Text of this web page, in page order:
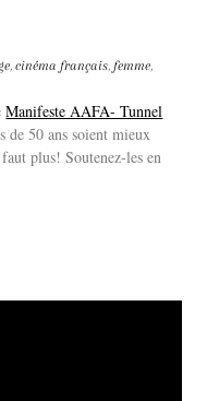
,cinéma français, femme,
Manifeste AAFA- Tunnel
de 50 ans soient mieux
plus! Soutenez-les en